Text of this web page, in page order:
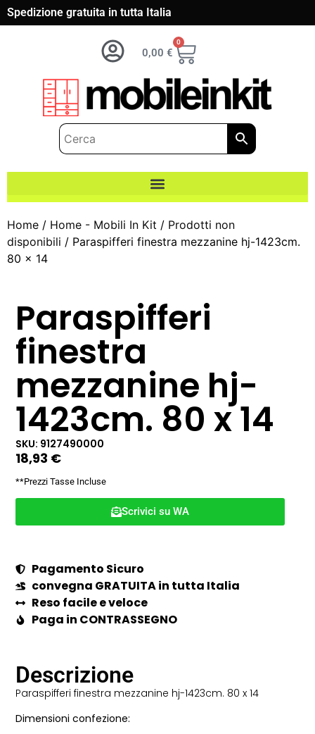
Spedizione gratuita in tutta Italia
0,00 €
0
Home / Home - Mobili In Kit / Prodotti non
disponibili / Paraspifferi finestra mezzanine hj-1423cm.
80 x 14
Paraspifferi
finestra
mezzanine hj-
1423cm. 80 x 14
SKU: 9127490000
18,93 €
**Prezzi Tasse Incluse
Scrivici su WA
Pagamento Sicuro
convegna GRATUITA in tutta Italia
Reso facile e veloce
Paga in CONTRASSEGNO
Descrizione
Paraspifferi finestra mezzanine hj-1423cm. 80 x 14
Dimensioni confezione: